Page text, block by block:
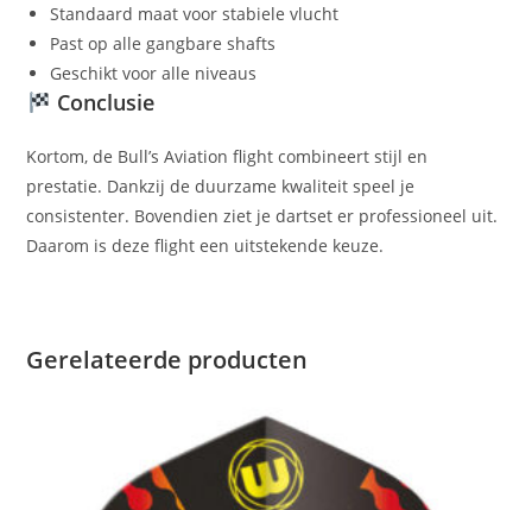
Standaard maat voor stabiele vlucht
Past op alle gangbare shafts
Geschikt voor alle niveaus
Conclusie
Kortom, de Bull’s Aviation flight combineert stijl en
prestatie. Dankzij de duurzame kwaliteit speel je
consistenter. Bovendien ziet je dartset er professioneel uit.
Daarom is deze flight een uitstekende keuze.
Gerelateerde producten